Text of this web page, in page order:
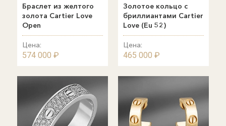
Браслет из желтого
золота Cartier Love
Open
Цена:
574 000 ₽
Золотое кольцо с
бриллиантами Cartier
Love (Eu 52)
Цена:
465 000 ₽